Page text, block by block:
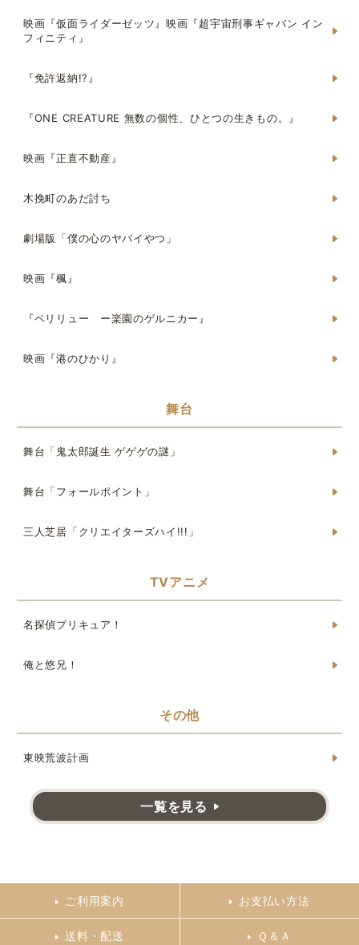
映画『仮面ライダーゼッツ』映画『超宇宙刑事ギャバン イン
フィニティ』
『免許返納!?』
『ONE CREATURE 無数の個性、ひとつの生きもの。』
映画『正直不動産』
木挽町のあだ討ち
劇場版「僕の心のヤバイやつ」
映画『楓』
『ペリリュー ー楽園のゲルニカー』
映画『港のひかり』
舞台
舞台「鬼太郎誕生 ゲゲゲの謎」
舞台「フォールポイント」
三人芝居「クリエイターズハイ!!!」
TVアニメ
名探偵プリキュア！
俺と悠兄！
その他
東映荒波計画
一覧を見る
ご利用案内 お支払い方法
送料・配送 Ｑ＆Ａ